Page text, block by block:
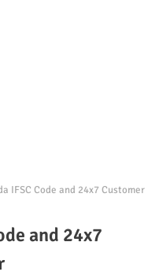
IFSC Code and 24x7 Customer
and 24x7